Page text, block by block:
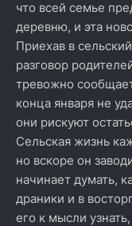
что всей семье
деревню, и эта
Приехав в
разговор
тревожно
конца января не
они рискуют
Сельская жизнь
но вскоре он
начинает думать,
драники и в
его к мысли